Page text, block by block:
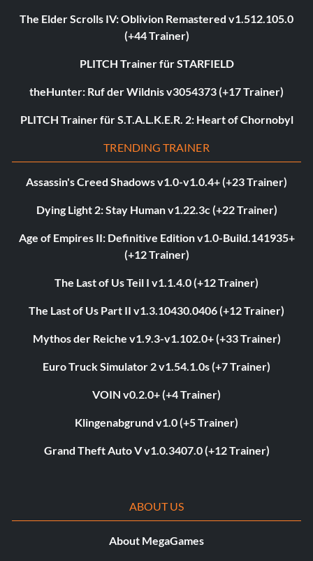
The Elder Scrolls IV: Oblivion Remastered v1.512.105.0
(+44 Trainer)
PLITCH Trainer für STARFIELD
theHunter: Ruf der Wildnis v3054373 (+17 Trainer)
PLITCH Trainer für S.T.A.L.K.E.R. 2: Heart of Chornobyl
TRENDING TRAINER
Assassin's Creed Shadows v1.0-v1.0.4+ (+23 Trainer)
Dying Light 2: Stay Human v1.22.3c (+22 Trainer)
Age of Empires II: Definitive Edition v1.0-Build.141935+
(+12 Trainer)
The Last of Us Teil I v1.1.4.0 (+12 Trainer)
The Last of Us Part II v1.3.10430.0406 (+12 Trainer)
Mythos der Reiche v1.9.3-v1.102.0+ (+33 Trainer)
Euro Truck Simulator 2 v1.54.1.0s (+7 Trainer)
VOIN v0.2.0+ (+4 Trainer)
Klingenabgrund v1.0 (+5 Trainer)
Grand Theft Auto V v1.0.3407.0 (+12 Trainer)
ABOUT US
About MegaGames